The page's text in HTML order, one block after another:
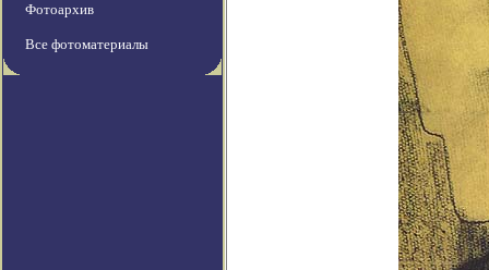
Фотоархив
Все фотоматериалы